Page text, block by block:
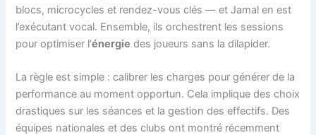
blocs, microcycles et rendez-vous clés — et Jamal en est
l’exécutant vocal. Ensemble, ils orchestrent les sessions
pour optimiser l’énergie des joueurs sans la dilapider.
La règle est simple : calibrer les charges pour générer de la
performance au moment opportun. Cela implique des choix
drastiques sur les séances et la gestion des effectifs. Des
équipes nationales et des clubs ont montré récemment